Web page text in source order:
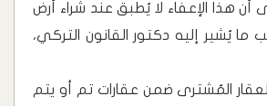
هذا الإعفاء لا يُطبق عند شراء أرض
يُشير إليه دكتور القانون التركي،
المُشترى ضمن عقارات تم أو يتم